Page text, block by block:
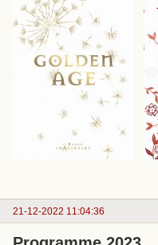
21-12-2022 11:04:36